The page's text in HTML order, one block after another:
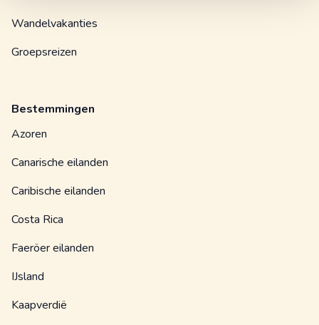
Wandelvakanties
Groepsreizen
Bestemmingen
Azoren
Canarische eilanden
Caribische eilanden
Costa Rica
Faeröer eilanden
IJsland
Kaapverdië